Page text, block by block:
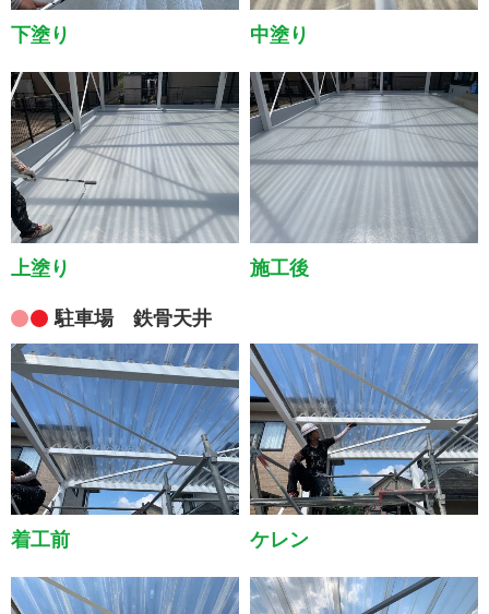
下塗り 中塗り
上塗り 施工後
駐車場 鉄骨天井
着工前 ケレン